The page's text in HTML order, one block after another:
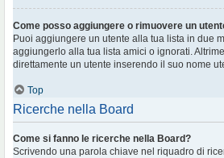
Come posso aggiungere o rimuovere un
Puoi aggiungere un utente alla tua lista in due
aggiungerlo alla tua lista amici o ignorati.
direttamente un utente inserendo il suo nome
Top
Ricerche nella Board
Come si fanno le ricerche nella Board?
Scrivendo una parola chiave nel riquadro di